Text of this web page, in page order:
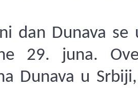
dan Dunava se
29. juna.
Dunava u